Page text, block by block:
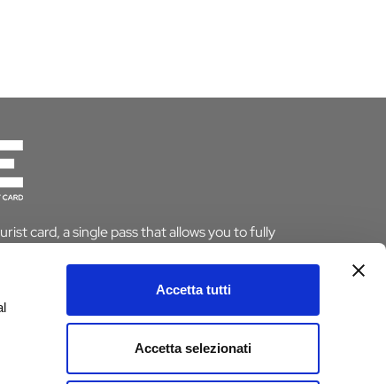
Accetta tutti
Accetta selezionati
card, a single pass that allows you to fully
from the tourist tax.